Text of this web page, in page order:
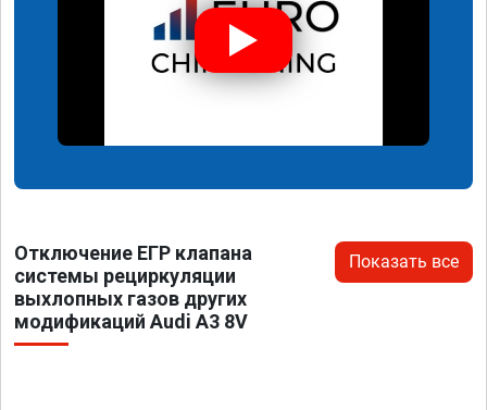
Отключение ЕГР клапана
системы рециркуляции
выхлопных газов других
модификаций Audi A3 8V
Показать все